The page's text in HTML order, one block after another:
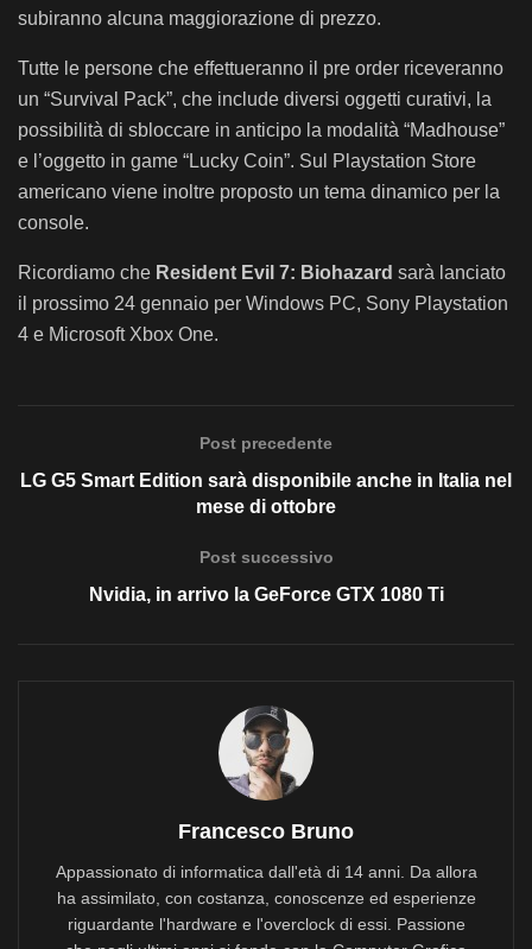
subiranno alcuna maggiorazione di prezzo.
Tutte le persone che effettueranno il pre order riceveranno
un “Survival Pack”, che include diversi oggetti curativi, la
possibilità di sbloccare in anticipo la modalità “Madhouse”
e l’oggetto in game “Lucky Coin”. Sul Playstation Store
americano viene inoltre proposto un tema dinamico per la
console.
Ricordiamo che Resident Evil 7: Biohazard sarà lanciato
il prossimo 24 gennaio per Windows PC, Sony Playstation
4 e Microsoft Xbox One.
Post precedente
LG G5 Smart Edition sarà disponibile anche in Italia nel
mese di ottobre
Post successivo
Nvidia, in arrivo la GeForce GTX 1080 Ti
Francesco Bruno
Appassionato di informatica dall'età di 14 anni. Da allora
ha assimilato, con costanza, conoscenze ed esperienze
riguardante l'hardware e l'overclock di essi. Passione